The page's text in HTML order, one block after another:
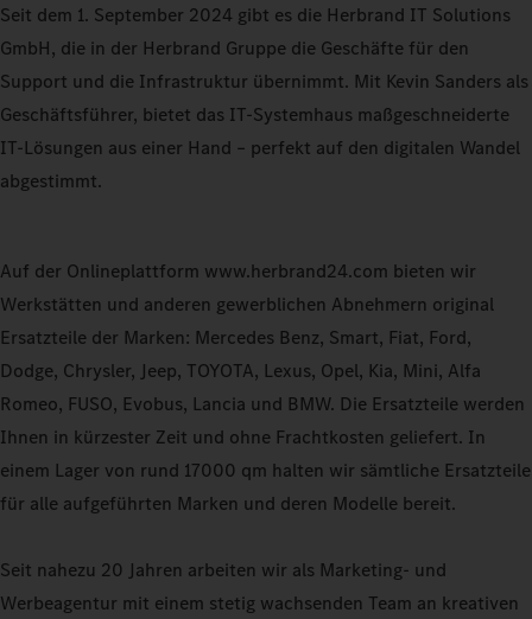
Seit dem 1. September 2024 gibt es die Herbrand IT Solutions
GmbH, die in der Herbrand Gruppe die Geschäfte für den
Support und die Infrastruktur übernimmt. Mit Kevin Sanders als
Geschäftsführer, bietet das IT-Systemhaus maßgeschneiderte
IT-Lösungen aus einer Hand – perfekt auf den digitalen Wandel
abgestimmt.
Auf der Onlineplattform www.herbrand24.com bieten wir
Werkstätten und anderen gewerblichen Abnehmern original
Ersatzteile der Marken: Mercedes Benz, Smart, Fiat, Ford,
Dodge, Chrysler, Jeep, TOYOTA, Lexus, Opel, Kia, Mini, Alfa
Romeo, FUSO, Evobus, Lancia und BMW. Die Ersatzteile werden
Ihnen in kürzester Zeit und ohne Frachtkosten geliefert. In
einem Lager von rund 17000 qm halten wir sämtliche Ersatzteile
für alle aufgeführten Marken und deren Modelle bereit.
Seit nahezu 20 Jahren arbeiten wir als Marketing- und
Werbeagentur mit einem stetig wachsenden Team an kreativen